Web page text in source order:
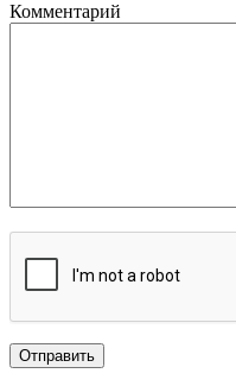
Комментарий